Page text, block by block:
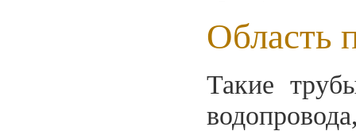
Область
Такие